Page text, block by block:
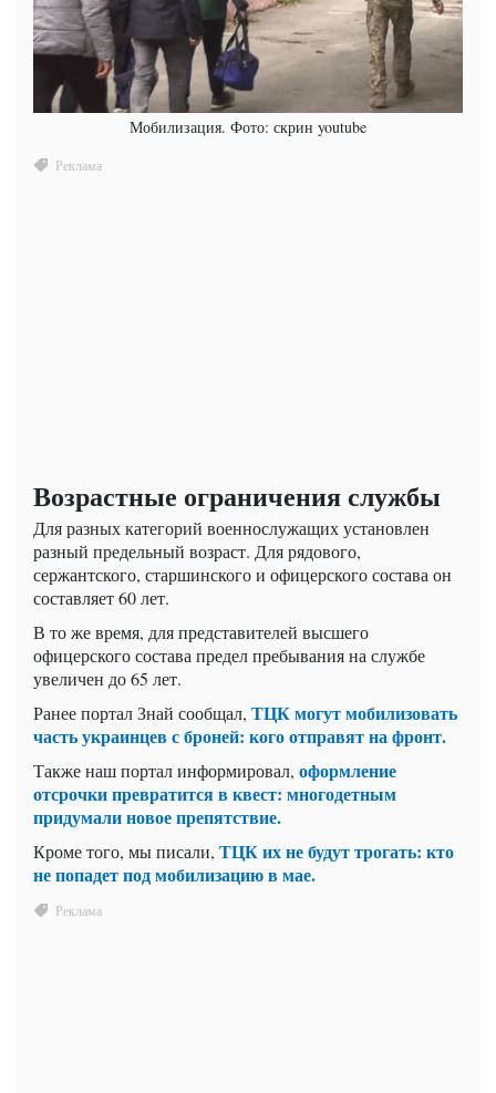
Мобилизация. Фото: скрин youtube
Возрастные ограничения службы
Для разных категорий военнослужащих установлен
разный предельный возраст. Для рядового,
сержантского, старшинского и офицерского состава он
составляет 60 лет.
В то же время, для представителей высшего
офицерского состава предел пребывания на службе
увеличен до 65 лет.
Ранее портал Знай сообщал, ТЦК могут мобилизовать
часть украинцев с броней: кого отправят на фронт.
Также наш портал информировал, оформление
отсрочки превратится в квест: многодетным
придумали новое препятствие.
Кроме того, мы писали, ТЦК их не будут трогать: кто
не попадет под мобилизацию в мае.